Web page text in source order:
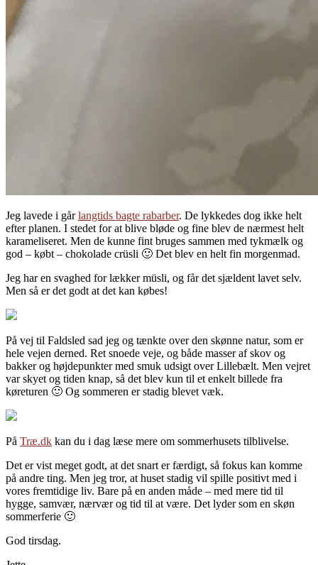
Jeg lavede i gårlangtids bagte rabarber. De lykkedes dog ikke helt
efter planen. I stedet for at blive bløde og fine blev de nærmest helt
karameliseret. Men de kunne fint bruges sammen med tykmælk og
god – købt – chokolade crüsli 🙂 Det blev en helt fin morgenmad.
Jeg har en svaghed for lækker müsli, og får det sjældent lavet selv.
Men så er det godt at det kan købes!
På vej til Faldsled sad jeg og tænkte over den skønne natur, som er
hele vejen derned. Ret snoede veje, og både masser af skov og
bakker og højdepunkter med smuk udsigt over Lillebælt. Men vejret
var skyet og tiden knap, så det blev kun til et enkelt billede fra
køreturen 🙂 Og sommeren er stadig blevet væk.
På Træ.dk kan du i dag læse mere om sommerhusets tilblivelse.
Det er vist meget godt, at det snart er færdigt, så fokus kan komme
på andre ting. Men jeg tror, at huset stadig vil spille positivt med i
vores fremtidige liv. Bare på en anden måde – med mere tid til
hygge, samvær, nærvær og tid til at være. Det lyder som en skøn
sommerferie 🙂
God tirsdag.